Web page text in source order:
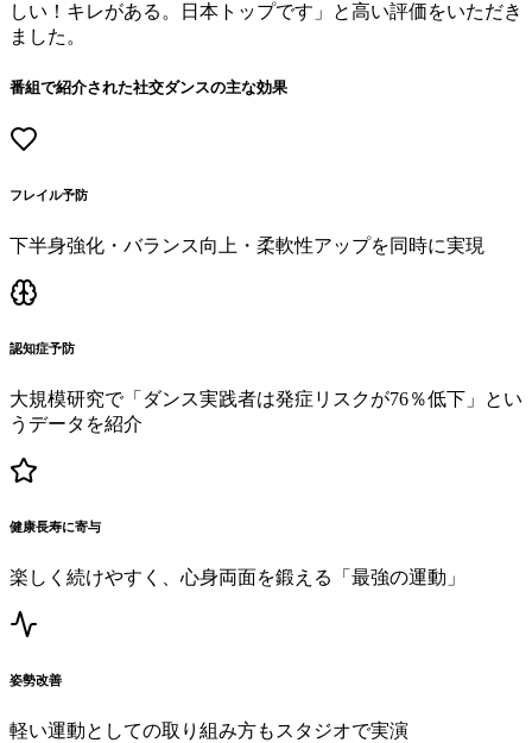
しい！キレがある。日本トップです」
と高い評価をいただき
ました。
番組で紹介された社交ダンスの主な効果
フレイル予防
下半身強化・バランス向上・柔軟性アップを同時に実現
認知症予防
大規模研究で「ダンス実践者は発症リスクが76％低下」とい
うデータを紹介
健康長寿に寄与
楽しく続けやすく、心身両面を鍛える「最強の運動」
姿勢改善
軽い運動としての取り組み方もスタジオで実演